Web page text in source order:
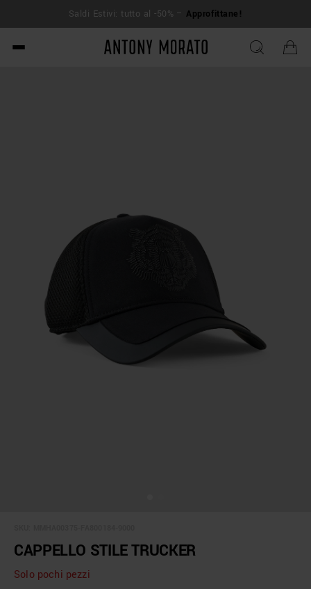
Saldi Estivi: tutto al -50% –Approfittane!
Antony Morato - Official
CAPPELLO STILE TRUCKER
Solo pochi pezzi